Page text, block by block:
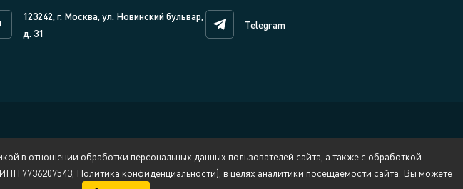
123242, г. Москва, ул. Новинский бульвар,
д. 31
Telegram
в отношении обработки персональных данных пользователей сайта, а также с обработкой
7736207543, Политика конфиденциальности), в целях аналитики посещаемости сайта. Вы можете